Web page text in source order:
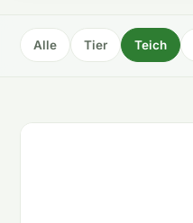
Alle Tier Teich